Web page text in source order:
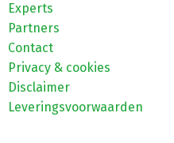
Experts
Partners
Contact
Privacy & cookies
Disclaimer
Leveringsvoorwaarden